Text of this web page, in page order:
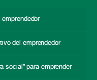
emprendedor
del emprendedor
social” para emprender